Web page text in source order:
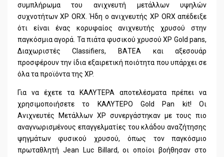
συμπλήρωμα του ανιχνευτή μετάλλων υψηλών
συχνοτήτων XP ORX. Ήδη ο ανιχνευτής XP ORX απέδειξε
ότι είναι ένας κορυφαίος ανιχνευτής χρυσού στην
παγκόσμια αγορά. Τα πιάτα φυσικού χρυσού XP Gold pans,
Διαχωριστές Classifiers, BΑΤΕΑ και αξεσουάρ
προσφέρουν την ίδια εξαιρετική ποιότητα που υπάρχει σε
όλα τα προϊόντα της XP.
Για να έχετε τα ΚΑΛΥΤΕΡΑ αποτελέσματα πρέπει να
χρησιμοποιήσετε το ΚΑΛΥΤΕΡΟ Gold Pan kit! Οι
Ανιχνευτές Μετάλλων XP συνεργάστηκαν με τους πιο
αναγνωρισμένους επαγγελματίες του κλάδου αναζήτησης
ψηγμάτων φυσικού χρυσού, όπως τον παγκόσμιο
πρωταθλητή Jean Luc Billard, οι οποίοι βοήθησαν στο